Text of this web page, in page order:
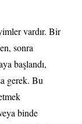
vardır. Bir
sonra
başlandı,
gerek. Bu
binde